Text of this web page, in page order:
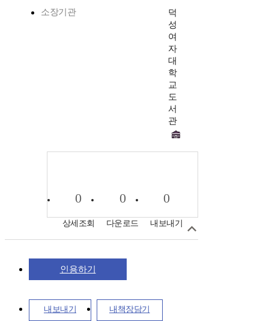
소장기관
덕
성
여
자
대
학
교
도
서
관
0
상세조회
0
다운로드
0
내보내기
인용하기
내보내기 내책장담기